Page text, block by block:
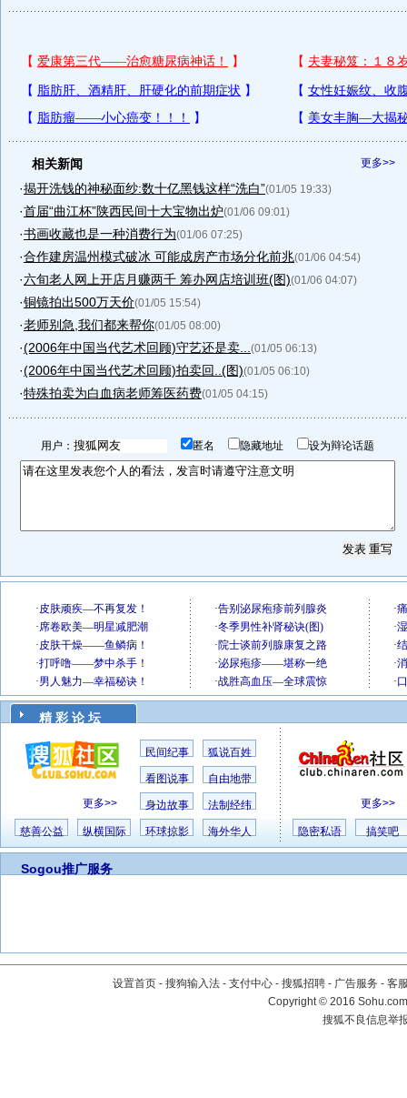
更多>>
相关新闻
·揭开洗钱的神秘面纱:数十亿黑钱这样“洗白”(01/05 19:33)
·首届“曲江杯”陕西民间十大宝物出炉(01/06 09:01)
·书画收藏也是一种消费行为(01/06 07:25)
·合作建房温州模式破冰 可能成房产市场分化前兆(01/06 04:54)
·六旬老人网上开店月赚两千 筹办网店培训班(图)(01/06 04:07)
·铜镜拍出500万天价(01/05 15:54)
·老师别急,我们都来帮你(01/05 08:00)
·(2006年中国当代艺术回顾)守艺还是卖... (01/05 06:13)
·(2006年中国当代艺术回顾)拍卖回..(图)(01/05 06:10)
·特殊拍卖为白血病老师筹医药费(01/05 04:15)
用户： 匿名 隐藏地址 设为辩论话题
精 彩 论 坛
更多>>
民间纪事 狐说百姓
看图说事 自由地带
身边故事 法制经纬
慈善公益 纵横国际 环球掠影 海外华人
更多>>
隐密私语 搞笑吧
Sogou推广服务
设置首页 - 搜狗输入法 - 支付中心 - 搜狐招聘 - 广告服务 - 客
Copyright©2016
搜狐不良信息举